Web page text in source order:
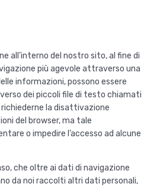
all’interno del nostro sito, al fine di
più agevole attraverso una
informazioni, possono essere
dei piccoli file di testo chiamati
la disattivazione
del browser, ma tale
o impedire l’accesso ad alcune
che oltre ai dati di navigazione
da noi raccolti altri dati personali,